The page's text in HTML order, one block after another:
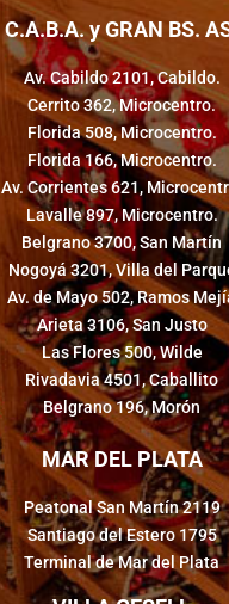
C.A.B.A. y GRAN BS.
Av. Cabildo 2101, Cabildo.
Cerrito 362, Microcentro.
Florida 508, Microcentro.
Florida 166, Microcentro.
Av. Corrientes 621,
Lavalle 897, Microcentro.
Belgrano 3700, San Martín
Nogoyá 3201, Villa del
Av. de Mayo 502, Ramos
Arieta 3106, San Justo
Las Flores 500, Wilde
Rivadavia 4501, Caballito
Belgrano 196, Morón
MAR DEL PLATA
Peatonal San Martín 2119
Santiago del Estero 1795
Terminal de Mar del Plata